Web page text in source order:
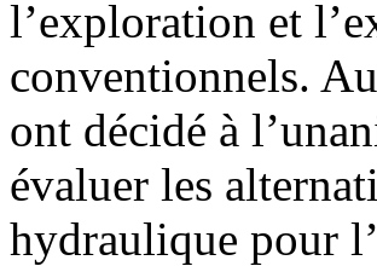
l’exploration et
conventionnels.
ont décidé à
évaluer les
hydraulique pour